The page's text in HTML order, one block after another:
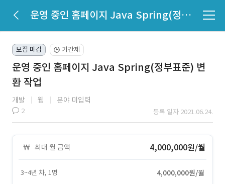
운영 중인 홈페이지 Java Spring(정부표준) 변환 작업
모집 마감 🕒 기간제
운영 중인 홈페이지 Java Spring(정부표준) 변
환 작업
개발 웹 분야 미입력
2 등록 일자 2021.06.24.
최대 월 금액 4,000,000원/월
3~4년 차, 1명 4,000,000원/월